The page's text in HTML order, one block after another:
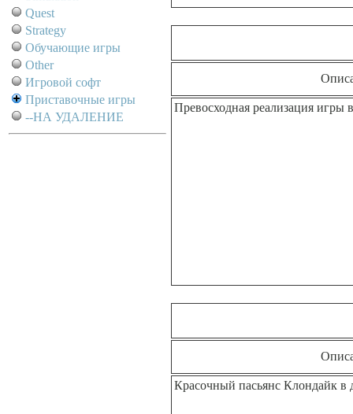
Quest
Strategy
Обучающие игры
Other
Игровой софт
Приставочные игры
--НА УДАЛЕНИЕ
Превосходная реализация игры
Красочный пасьянс Клондайк в